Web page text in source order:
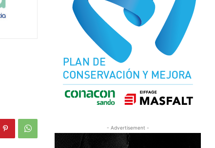
- Advertisement -